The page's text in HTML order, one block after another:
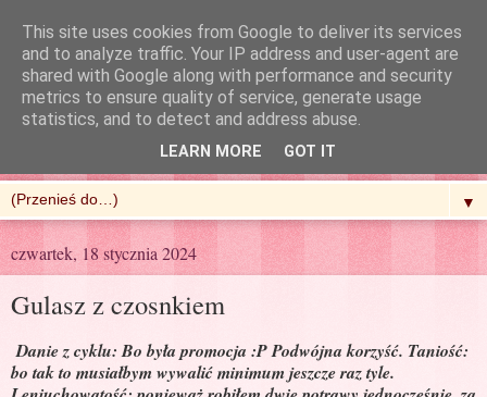
R'n'G Kitchen
▼
czwartek, 18 stycznia 2024
Gulasz z czosnkiem
Danie z cyklu: Bo była promocja :P Podwójna korzyść. Taniość:
bo tak to musiałbym wywalić minimum jeszcze raz tyle.
This site uses cookies from Google to deliver its services
and to analyze traffic. Your IP address and user-agent are
shared with Google along with performance and security
metrics to ensure quality of service, generate usage
statistics, and to detect and address abuse.
LEARN MORE GOT IT